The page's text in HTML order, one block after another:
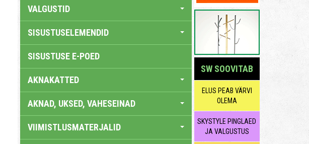
VALGUSTID
SISUSTUSELEMENDID
SISUSTUSE E-POED
AKNAKATTED
AKNAD, UKSED, VAHESEINAD
VIIMISTLUSMATERJALID
SW SOOVITAB
ELUS PEAB VÄRVI
OLEMA
SKYSTYLE PINGLAED
JA VALGUSTUS